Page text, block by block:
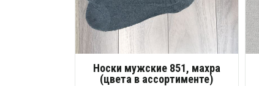
Носки мужские 851, махра
(цвета в ассортименте)